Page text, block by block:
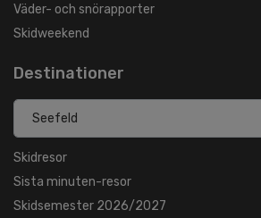
Väder- och snörapporter
Skidweekend
Destinationer
Skidresor
Sista minuten-resor
Skidsemester 2026/2027